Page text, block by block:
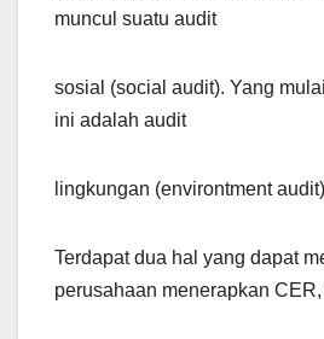
muncul suatu audit
sosial (social audit). Yang
ini adalah audit
lingkungan (environtment
Terdapat dua hal yang dapat
perusahaan menerapkan